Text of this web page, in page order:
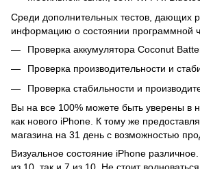
Среди дополнительных тестов, дающих
информацию о состоянии программной
Проверка аккумулятора Coconut
Проверка производительности и
Проверка стабильности и
Вы на все 100% можете быть уверены в
как нового iPhone. К тому же
магазина на 31 день с возможностью
Визуальное состояние iPhone